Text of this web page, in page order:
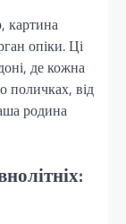
картина
опіки. Ці
де кожна
поличках, від
родина